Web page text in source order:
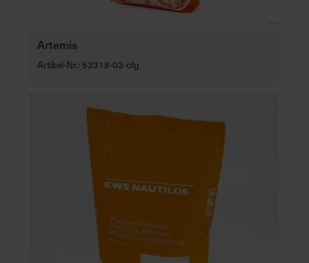
Artemis
Artikel-Nr.: 53318-03-cfg